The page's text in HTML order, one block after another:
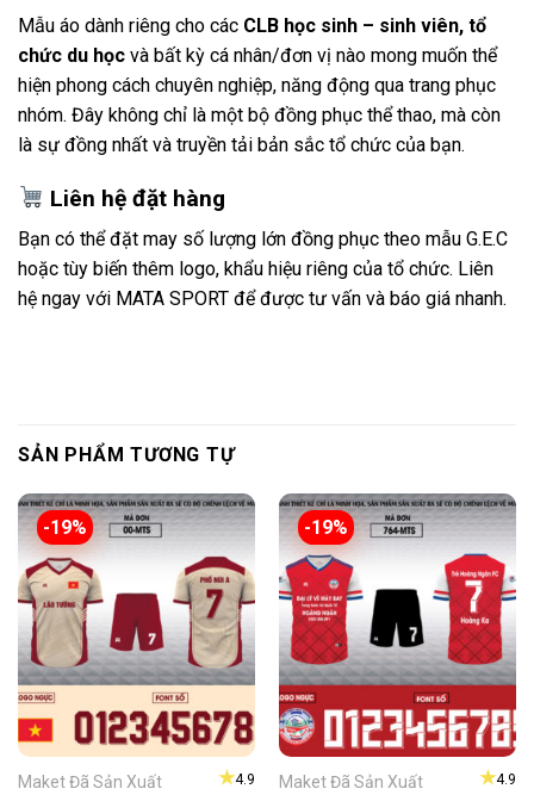
Mẫu áo dành riêng cho các CLB học sinh – sinh viên, tổ
chức du học và bất kỳ cá nhân/đơn vị nào mong muốn thể
hiện phong cách chuyên nghiệp, năng động qua trang phục
nhóm. Đây không chỉ là một bộ đồng phục thể thao, mà còn
là sự đồng nhất và truyền tải bản sắc tổ chức của bạn.
Liên hệ đặt hàng
Bạn có thể đặt may số lượng lớn đồng phục theo mẫu G.E.C
hoặc tùy biến thêm logo, khẩu hiệu riêng của tổ chức. Liên
hệ ngay với MATA SPORT để được tư vấn và báo giá nhanh.
SẢN PHẨM TƯƠNG TỰ
-19%
★4.9
Maket Đã Sản Xuất
-19%
★4.9
Maket Đã Sản Xuất